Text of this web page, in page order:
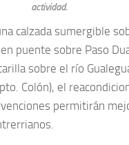
actividad.
calzada sumergible
puente sobre Paso
sobre el río
Colón), el
permitirán